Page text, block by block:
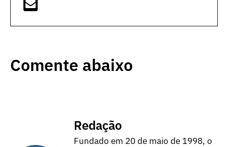
Comente abaixo
Redação
Fundado em 20 de maio de 1998, o